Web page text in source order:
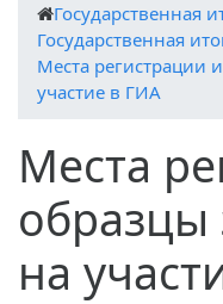
Государственная
Государственная
Места регистрации
участие в ГИА
Места
образцы
на